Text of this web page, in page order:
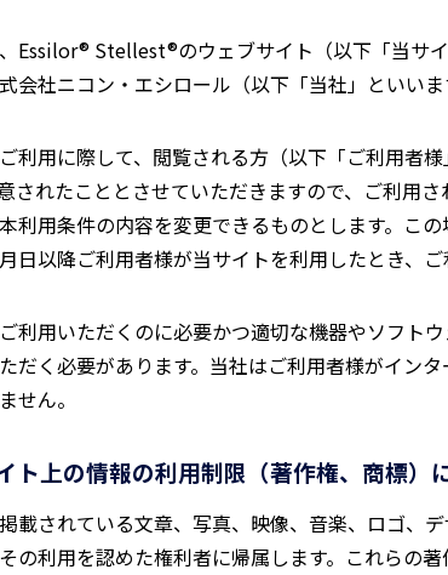
Essilor® Stellest®のウェブサイト（以下「当サ
会社ニコン・エシロール（以下「当社」といいま
利用に際して、閲覧される方（以下「ご利用者
されたこととさせていただきますので、ご利用
利用条件の内容を変更できるものとします。こ
日以降ご利用者様が当サイトを利用したとき、
利用いただくのに必要かつ適切な機器やソフト
だく必要があります。当社はご利用者様がイン
せん。
ト上の情報の利用制限（著作権、商標）
載されている文章、写真、映像、音楽、ロゴ、
の利用を認めた権利者に帰属します。これらの